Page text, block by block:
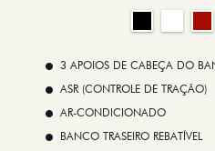
3 APOIOS DE CABEÇA DO
ASR (CONTROLE DE TRAÇÃO)
AR-CONDICIONADO
BANCO TRASEIRO REBATÍVEL